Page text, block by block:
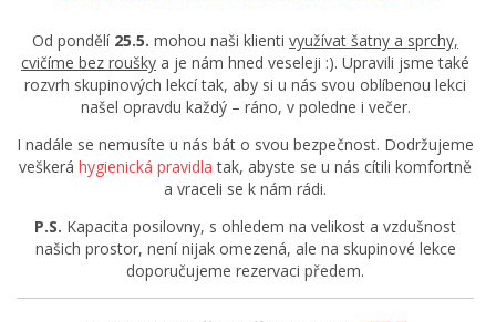
Od pondělí 25.5. mohou naši klienti využívat šatny a sprchy,
cvičíme bez roušky a je nám hned veseleji :). Upravili jsme také
rozvrh skupinových lekcí tak, aby si u nás svou oblíbenou lekci
našel opravdu každý – ráno, v poledne i večer.
I nadále se nemusíte u nás bát o svou bezpečnost. Dodržujeme
veškerá hygienická pravidla tak, abyste se u nás cítili komfortně
a vraceli se k nám rádi.
P.S. Kapacita posilovny, s ohledem na velikost a vzdušnost
našich prostor, není nijak omezená, ale na skupinové lekce
doporučujeme rezervaci předem.